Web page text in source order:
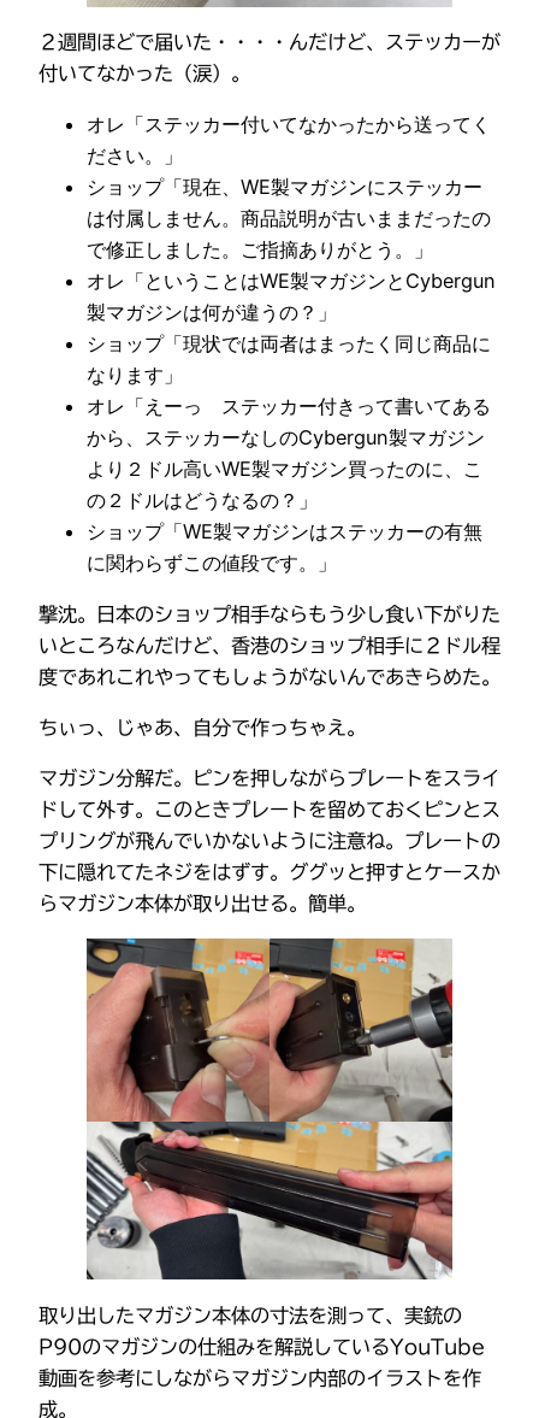
２週間ほどで届いた・・・・んだけど、ステッカーが
付いてなかった（涙）。
オレ「ステッカー付いてなかったから送ってく
ださい。」
ショップ「現在、WE製マガジンにステッカー
は付属しません。商品説明が古いままだったの
で修正しました。ご指摘ありがとう。」
オレ「ということはWE製マガジンとCybergun
製マガジンは何が違うの？」
ショップ「現状では両者はまったく同じ商品に
なります」
オレ「えーっ ステッカー付きって書いてある
から、ステッカーなしのCybergun製マガジン
より２ドル高いWE製マガジン買ったのに、こ
の２ドルはどうなるの？」
ショップ「WE製マガジンはステッカーの有無
に関わらずこの値段です。」
撃沈。日本のショップ相手ならもう少し食い下がりた
いところなんだけど、香港のショップ相手に２ドル程
度であれこれやってもしょうがないんであきらめた。
ちぃっ、じゃあ、自分で作っちゃえ。
マガジン分解だ。ピンを押しながらプレートをスライ
ドして外す。このときプレートを留めておくピンとス
プリングが飛んでいかないように注意ね。プレートの
下に隠れてたネジをはずす。ググッと押すとケースか
らマガジン本体が取り出せる。簡単。
取り出したマガジン本体の寸法を測って、実銃の
P90のマガジンの仕組みを解説しているYouTube
動画を参考にしながらマガジン内部のイラストを作
成。